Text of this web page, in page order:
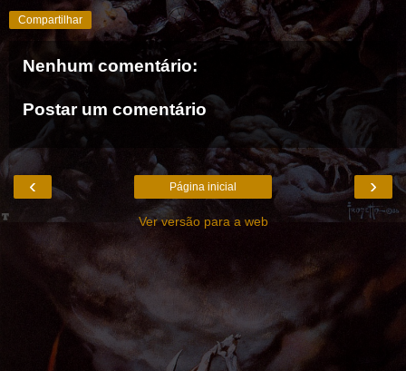
Compartilhar
Nenhum comentário:
Postar um comentário
‹ ›
Página inicial
Ver versão para a web